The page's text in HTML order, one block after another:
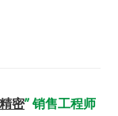
密” 销售工程师